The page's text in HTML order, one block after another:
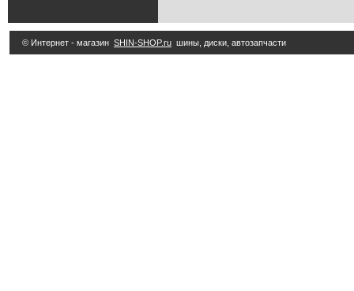
© Интернет - магазин SHIN-SHOP.ru шины, диски, автозапчасти